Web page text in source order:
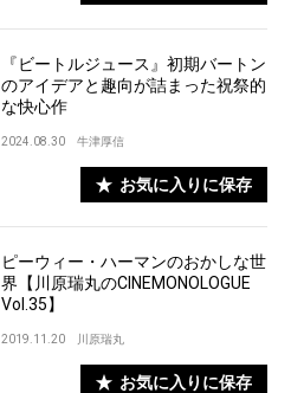
『ビートルジュース』初期バートン
のアイデアと趣向が詰まった祝祭的
な快心作
2024.08.30 牛津厚信
お気に入りに保存
ピーウィー・ハーマンのおかしな世
界【川原瑞丸のCINEMONOLOGUE
Vol.35】
2019.11.20 川原瑞丸
お気に入りに保存